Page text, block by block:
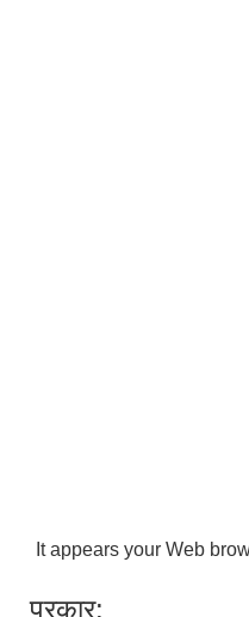
It appears your Web
प्रकार: